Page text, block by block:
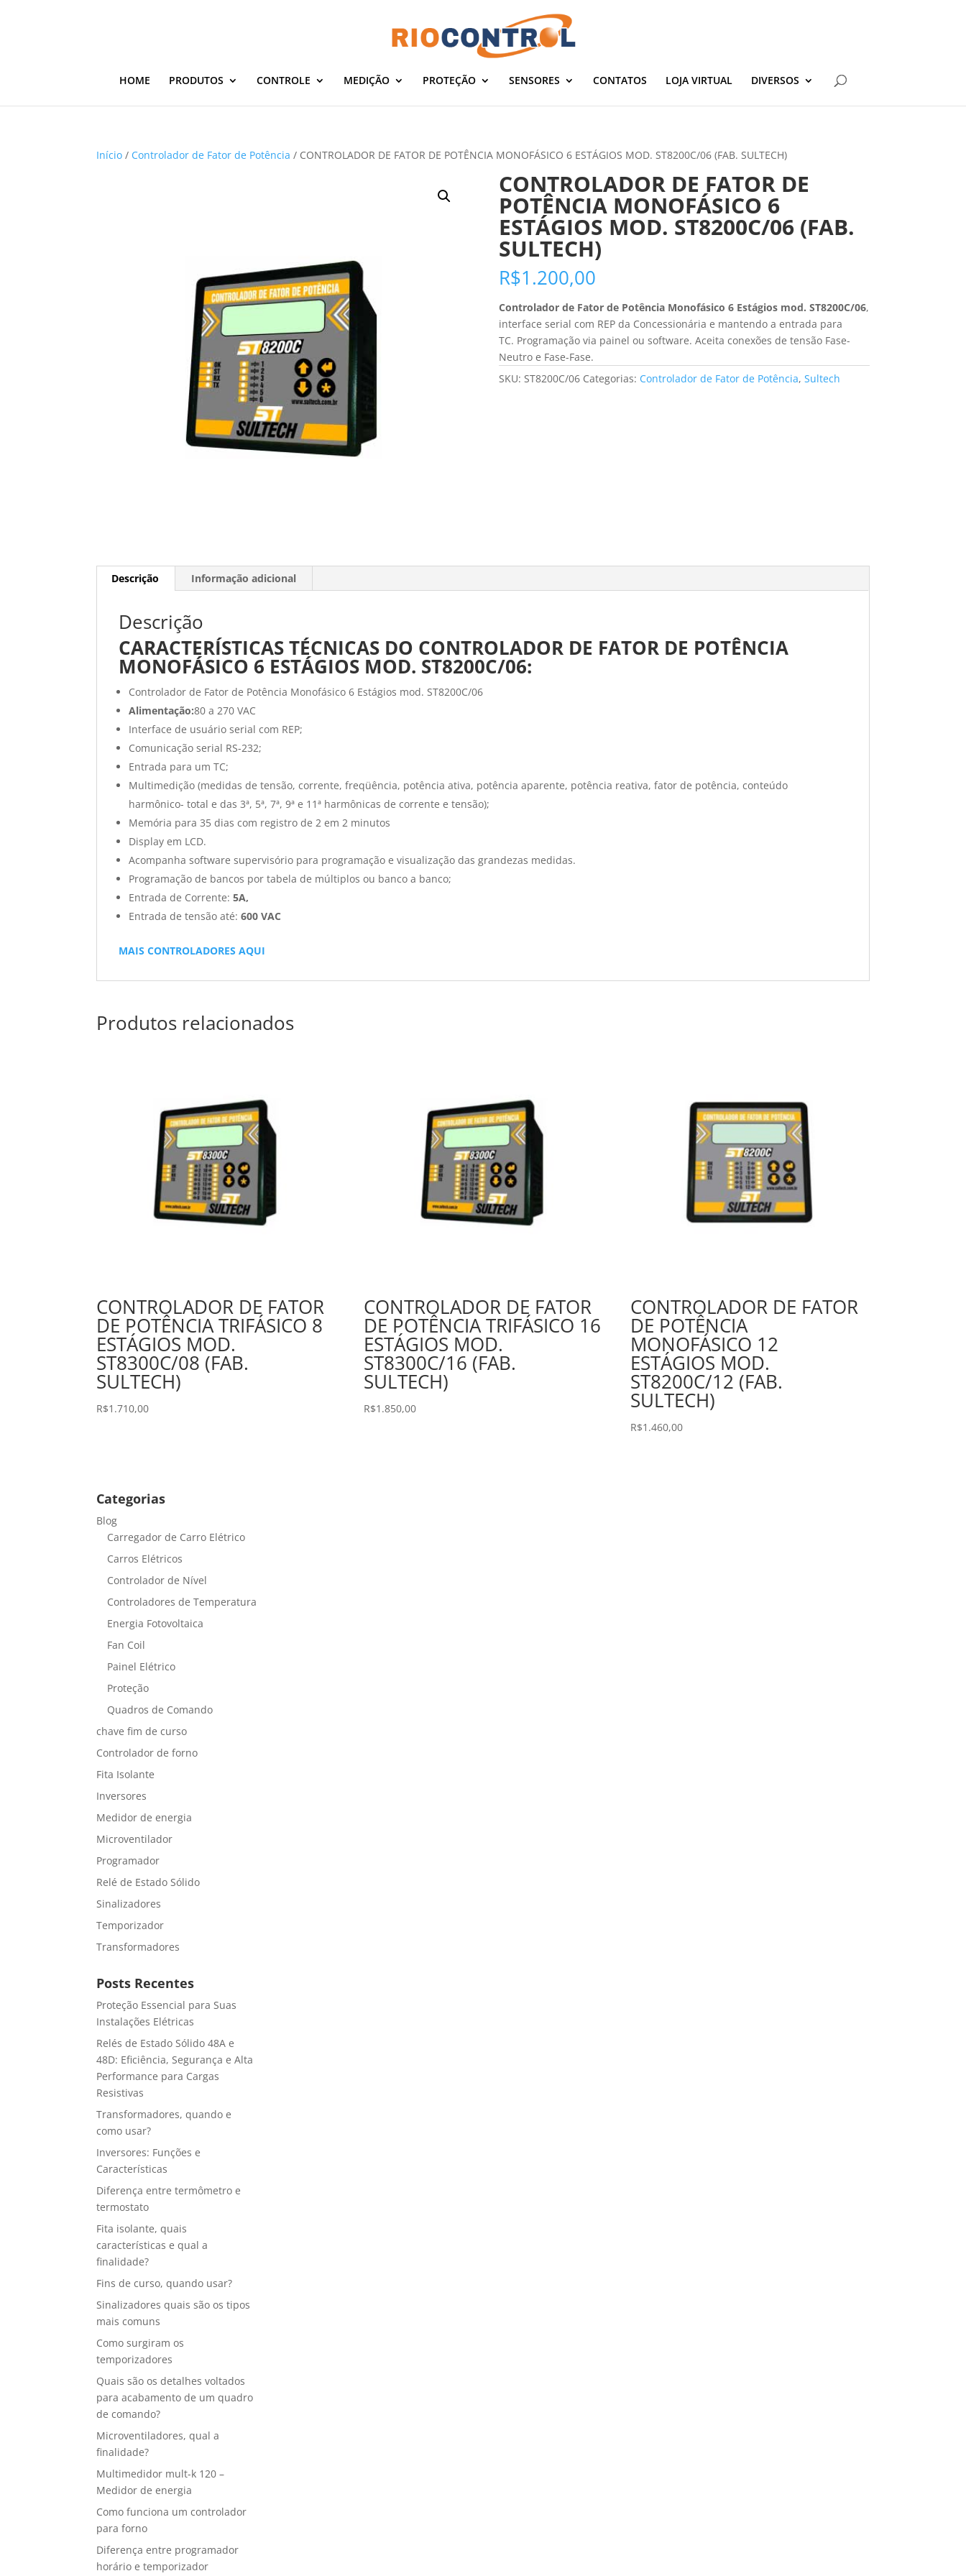
HOME PRODUTOS CONTROLE MEDIÇÃO PROTEÇÃO SENSORES CONTATOS LOJA VIRTUAL DIVERSOS
Início / Controlador de Fator de Potência / CONTROLADOR DE FATOR DE POTÊNCIA MONOFÁSICO 6 ESTÁGIOS MOD. ST8200C/06 (FAB. SULTECH)
CONTROLADOR DE FATOR DE
POTÊNCIA MONOFÁSICO 6
ESTÁGIOS MOD. ST8200C/06 (FAB.
SULTECH)
R$1.200,00
Controlador de Fator de Potência Monofásico 6 Estágios mod. ST8200C/06,
interface serial com REP da Concessionária e mantendo a entrada para
TC. Programação via painel ou software. Aceita conexões de tensão Fase-
Neutro e Fase-Fase.
SKU: ST8200C/06 Categorias: Controlador de Fator de Potência, Sultech
Descrição Informação adicional
Descrição
CARACTERÍSTICAS TÉCNICAS DO CONTROLADOR DE FATOR DE POTÊNCIA
MONOFÁSICO 6 ESTÁGIOS MOD. ST8200C/06:
Controlador de Fator de Potência Monofásico 6 Estágios mod. ST8200C/06
Alimentação:80 a 270 VAC
Interface de usuário serial com REP;
Comunicação serial RS-232;
Entrada para um TC;
Multimedição (medidas de tensão, corrente, freqüência, potência ativa, potência aparente, potência reativa, fator de potência, conteúdo
harmônico- total e das 3ª, 5ª, 7ª, 9ª e 11ª harmônicas de corrente e tensão);
Memória para 35 dias com registro de 2 em 2 minutos
Display em LCD.
Acompanha software supervisório para programação e visualização das grandezas medidas.
Programação de bancos por tabela de múltiplos ou banco a banco;
Entrada de Corrente:5A,
Entrada de tensão até:600 VAC
MAIS CONTROLADORES AQUI
Produtos relacionados
CONTROLADOR DE FATOR
DE POTÊNCIA TRIFÁSICO 8
ESTÁGIOS MOD.
ST8300C/08 (FAB.
SULTECH)
R$1.710,00
CONTROLADOR DE FATOR
DE POTÊNCIA TRIFÁSICO 16
ESTÁGIOS MOD.
ST8300C/16 (FAB.
SULTECH)
R$1.850,00
CONTROLADOR DE FATOR
DE POTÊNCIA
MONOFÁSICO 12
ESTÁGIOS MOD.
ST8200C/12 (FAB.
SULTECH)
R$1.460,00
Categorias
Blog
Carregador de Carro Elétrico
Carros Elétricos
Controlador de Nível
Controladores de Temperatura
Energia Fotovoltaica
Fan Coil
Painel Elétrico
Proteção
Quadros de Comando
chave fim de curso
Controlador de forno
Fita Isolante
Inversores
Medidor de energia
Microventilador
Programador
Relé de Estado Sólido
Sinalizadores
Temporizador
Transformadores
Posts Recentes
Proteção Essencial para Suas
Instalações Elétricas
Relés de Estado Sólido 48A e
48D: Eficiência, Segurança e Alta
Performance para Cargas
Resistivas
Transformadores, quando e
como usar?
Inversores: Funções e
Características
Diferença entre termômetro e
termostato
Fita isolante, quais
características e qual a
finalidade?
Fins de curso, quando usar?
Sinalizadores quais são os tipos
mais comuns
Como surgiram os
temporizadores
Quais são os detalhes voltados
para acabamento de um quadro
de comando?
Microventiladores, qual a
finalidade?
Multimedidor mult-k 120 –
Medidor de energia
Como funciona um controlador
para forno
Diferença entre programador
horário e temporizador